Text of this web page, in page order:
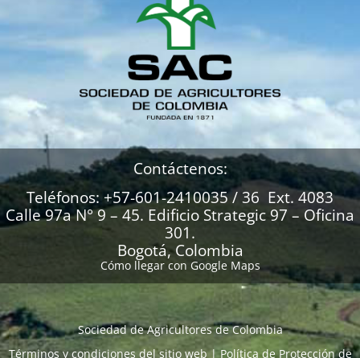
Contáctenos:
Teléfonos: +57-601-2410035 / 36 Ext. 4083
Calle 97a N° 9 – 45. Edificio Strategic 97 – Oficina
301.
Bogotá, Colombia
Cómo llegar con Google Maps
Sociedad de Agricultores de Colombia
Términos y condiciones del sitio web|Política de Protección de